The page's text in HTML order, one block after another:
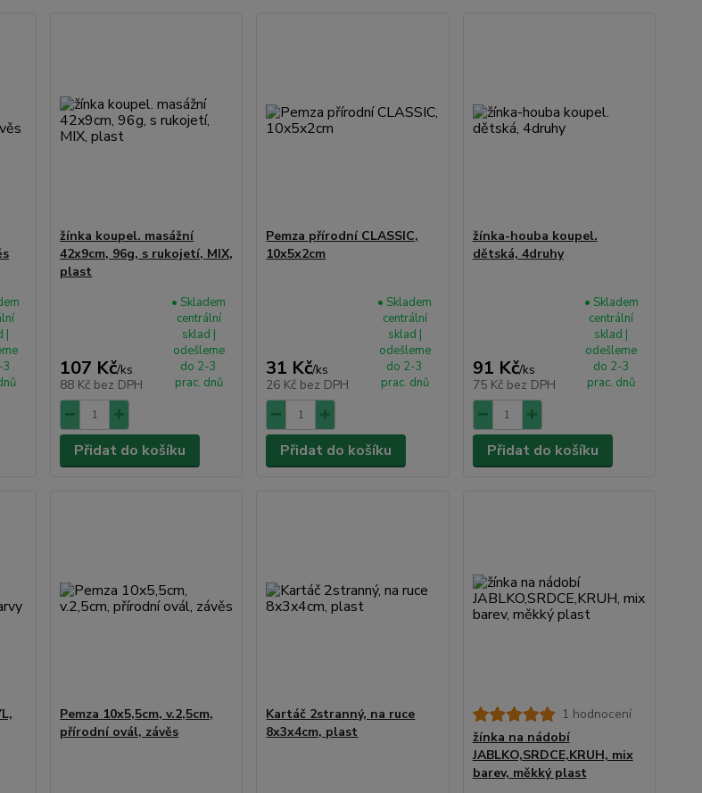
|
žínka koupel. masážní
42x9cm, 96g, s rukojetí, MIX,
plast
107 Kč/ks
88 Kč bez DPH
• Skladem
centrální
sklad |
odešleme
do 2-3
prac. dnů
Přidat do košíku
Pemza přírodní CLASSIC,
10x5x2cm
31 Kč/ks
26 Kč bez DPH
• Skladem
centrální
sklad |
odešleme
do 2-3
prac. dnů
Přidat do košíku
žínka-houba koupel.
dětská, 4druhy
91 Kč/ks
75 Kč bez DPH
• Skladem
centrální
sklad |
odešleme
do 2-3
prac. dnů
Přidat do košíku
Pemza 10x5,5cm, v.2,5cm,
přírodní ovál, závěs
Kartáč 2stranný, na ruce
8x3x4cm, plast
1 hodnocení
žínka na nádobí
JABLKO,SRDCE,KRUH, mix
barev, měkký plast